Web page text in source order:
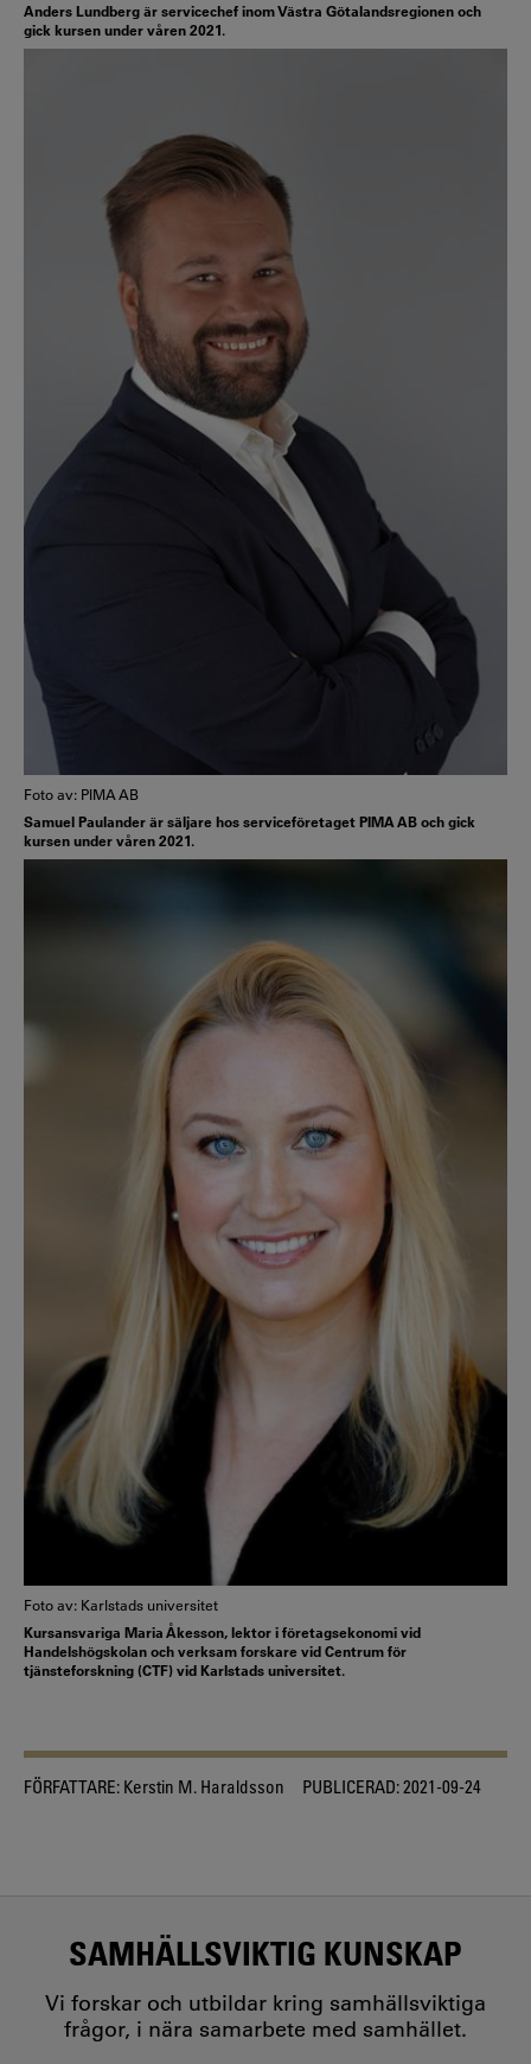
Anders Lundberg är servicechef inom Västra Götalandsregionen och
gick kursen under våren 2021.
Foto av: PIMA AB
Samuel Paulander är säljare hos serviceföretaget PIMA AB och gick
kursen under våren 2021.
Foto av: Karlstads universitet
Kursansvariga Maria Åkesson, lektor i företagsekonomi vid
Handelshögskolan och verksam forskare vid Centrum för
tjänsteforskning (CTF) vid Karlstads universitet.
FÖRFATTARE: Kerstin M. Haraldsson PUBLICERAD:2021-09-24
SAMHÄLLSVIKTIG KUNSKAP
Vi forskar och utbildar kring samhällsviktiga
frågor, i nära samarbete med samhället.